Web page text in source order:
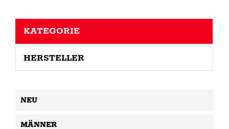
KATEGORIE
HERSTELLER
NEU
MÄNNER